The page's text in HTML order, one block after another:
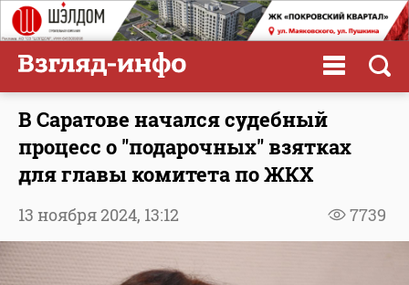
В Саратове начался судебный
процесс о "подарочных" взятках
для главы комитета по ЖКХ
7739
13 ноября 2024, 13:12